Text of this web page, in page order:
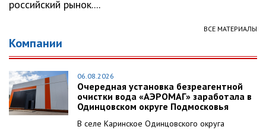
российский рынок....
ВСЕ МАТЕРИАЛЫ
Компании
06.08.2026
Очередная установка безреагентной
очистки вода «АЭРОМАГ» заработала в
Одинцовском округе Подмосковья
В селе Каринское Одинцовского округа